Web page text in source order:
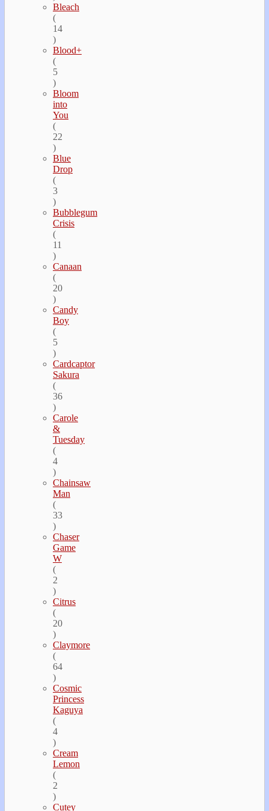
Bleach
(
14
)
Blood+
(
5
)
Bloom
into
You
(
22
)
Blue
Drop
(
3
)
Bubblegum
Crisis
(
11
)
Canaan
(
20
)
Candy
Boy
(
5
)
Cardcaptor
Sakura
(
36
)
Carole
&
Tuesday
(
4
)
Chainsaw
Man
(
33
)
Chaser
Game
W
(
2
)
Citrus
(
20
)
Claymore
(
64
)
Cosmic
Princess
Kaguya
(
4
)
Cream
Lemon
(
2
)
Cutey